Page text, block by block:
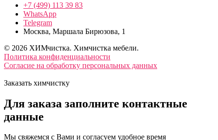
+7 (499) 113 39 83
WhatsApp
Telegram
Москва, Маршала Бирюзова, 1
© 2026 ХИМчистка. Химчистка мебели.
Политика конфиденциальности
Согласие на обработку персональных данных
Заказать химчистку
Для заказа заполните контактные
данные
Мы свяжемся с Вами и согласуем удобное время